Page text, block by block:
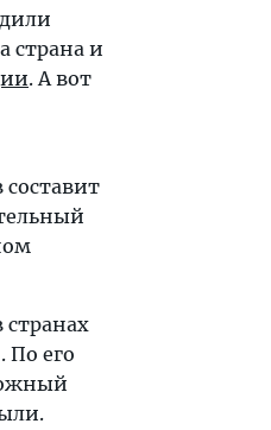
страна и
. А вот
составит
странах
По его